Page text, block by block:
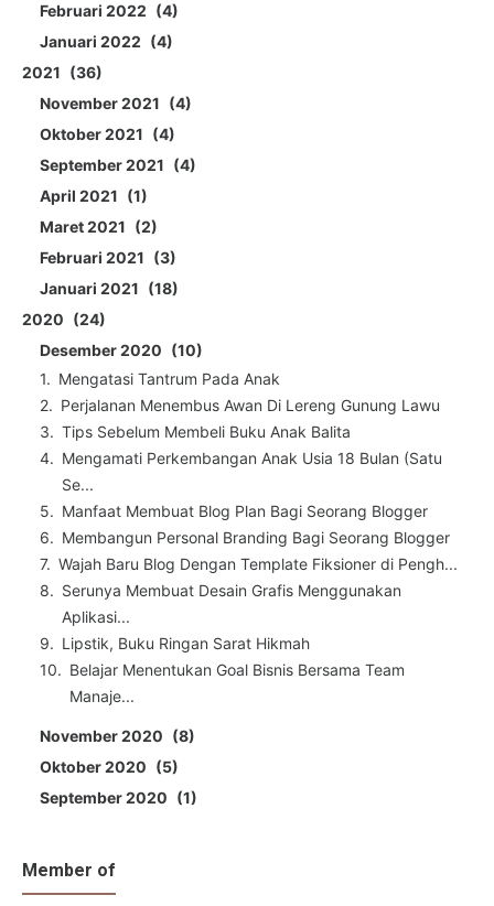
Februari 2022
4
Januari 2022
4
2021
36
November 2021
4
Oktober 2021
4
September 2021
4
April 2021
1
Maret 2021
2
Februari 2021
3
Januari 2021
18
2020
24
Desember 2020
10
Mengatasi Tantrum Pada Anak
Perjalanan Menembus Awan Di Lereng Gunung Lawu
Tips Sebelum Membeli Buku Anak Balita
Mengamati Perkembangan Anak Usia 18 Bulan (Satu
Se...
Manfaat Membuat Blog Plan Bagi Seorang Blogger
Membangun Personal Branding Bagi Seorang Blogger
Wajah Baru Blog Dengan Template Fiksioner di Pengh...
Serunya Membuat Desain Grafis Menggunakan
Aplikasi...
Lipstik, Buku Ringan Sarat Hikmah
Belajar Menentukan Goal Bisnis Bersama Team
Manaje...
November 2020
8
Oktober 2020
5
September 2020
1
Member of